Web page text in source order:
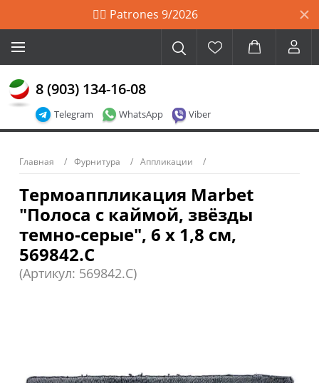
🙋‍♀️ Patrones 9/2026
Telegram WhatsApp Viber
8 (903) 134-16-08
Главная Фурнитура Аппликации
Термоаппликация Marbet
"Полоса с каймой, звёзды
темно-серые", 6 х 1,8 см,
569842.C
(Артикул: 569842.C)